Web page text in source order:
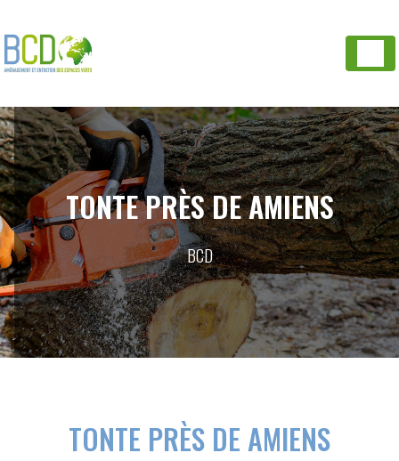
TONTE PRÈS DE AMIENS
BCD
TONTE PRÈS DE AMIENS